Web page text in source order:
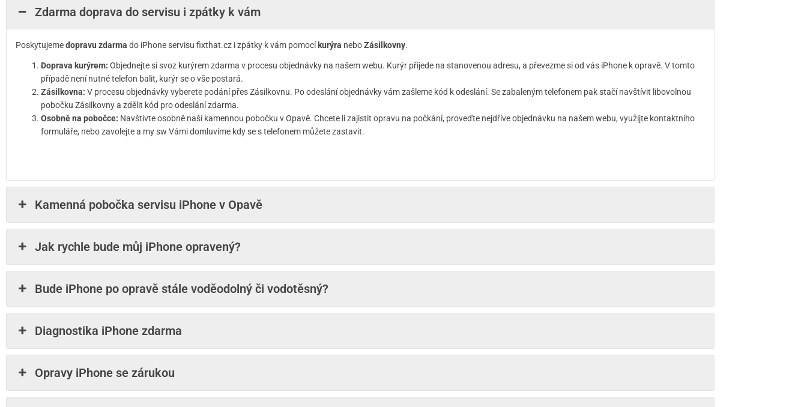
Zdarma doprava do servisu i zpátky k vám
Poskytujemedopravu zdarma do iPhone servisu fixthat.cz i zpátky k vám pomocí kurýra neboZásilkovny.
Doprava kurýrem: Objednejte si svoz kurýrem zdarma v procesu objednávky na našem webu. Kurýr přijede na stanovenou adresu, a převezme si od vás iPhone k opravě. V tomto
případě není nutné telefon balit, kurýr se o vše postará.
Zásilkovna: V procesu objednávky vyberete podání přes Zásilkovnu. Po odeslání objednávky vám zašleme kód k odeslání. Se zabaleným telefonem pak stačí navštívit libovolnou
pobočku Zásilkovny a zdělit kód pro odeslání zdarma.
Osobně na pobočce: Navštivte osobně naší kamennou pobočku v Opavě. Chcete li zajistit opravu na počkání, proveďte nejdříve objednávku na našem webu, využijte kontaktního
formuláře, nebo zavolejte a my sw Vámi domluvíme kdy se s telefonem můžete zastavit.
Kamenná pobočka servisu iPhone v Opavě
Jak rychle bude můj iPhone opravený?
Bude iPhone po opravě stále voděodolný či vodotěsný?
Diagnostika iPhone zdarma
Opravy iPhone se zárukou